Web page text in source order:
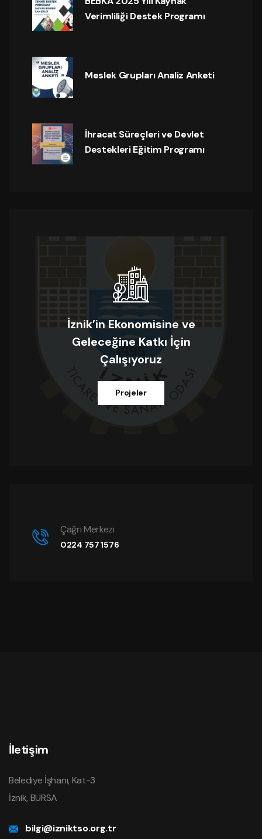
Verimliliği Destek Programı
Meslek Grupları Analiz Anketi
İhracat Süreçleri ve Devlet
Destekleri Eğitim Programı
İznik’in Ekonomisine ve
Geleceğine Katkı İçin
Çalışıyoruz
Projeler
Çağrı Merkezi
0224 757 1576
İletişim
Belediye İşhanı, Kat-3
İznik, BURSA
bilgi@izniktso.org.tr